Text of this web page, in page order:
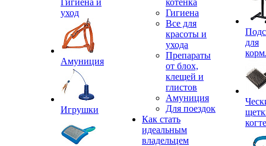
Гигиена и
уход
Амуниция
Игрушки
котенка
Гигиена
Все для
красоты и
ухода
Препараты
от блох,
клещей и
глистов
Амуниция
Для поездок
Как стать
идеальным
владельцем
для